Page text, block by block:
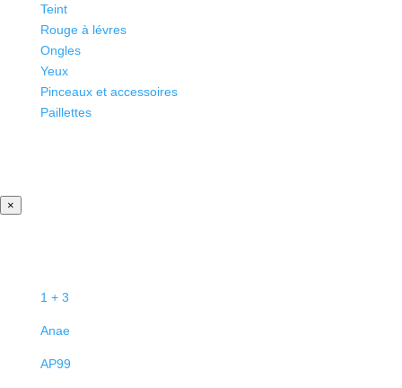
Teint
Rouge à lévres
Ongles
Yeux
Pinceaux et accessoires
Paillettes
×
1 + 3
Anae
AP99